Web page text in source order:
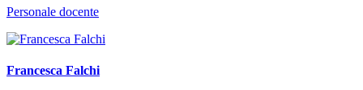
Personale docente
Francesca Falchi